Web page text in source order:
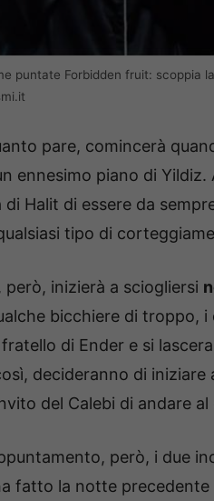
puntate Forbidden fruit: scoppia
pare, comincerà
ennesimo piano di
Halit di essere da
tipo di
però, inizierà a sciogliersi
bicchiere di troppo,
di Ender e si
decideranno di
del Calebi di andare
però, i due
fatto la notte precedente